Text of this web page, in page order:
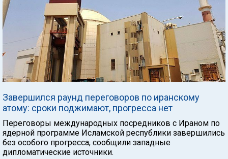
Завершился раунд переговоров по иранскому
атому: сроки поджимают, прогресса нет
Переговоры международных посредников с Ираном по
ядерной программе Исламской республики завершились
без особого прогресса, сообщили западные
дипломатические источники.